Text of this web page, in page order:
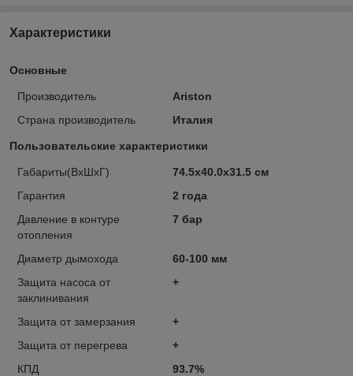
Характеристики
Основные
Производитель
Ariston
Страна производитель
Италия
Пользовательские характеристики
Габариты(ВхШхГ)
74.5x40.0x31.5 см
Гарантия
2 года
Давление в контуре
отопления
7 бар
Диаметр дымохода
60-100 мм
Защита насоса от
заклинивания
+
Защита от замерзания
+
Защита от перегрева
+
КПД
93.7%